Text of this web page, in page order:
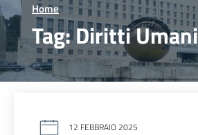
Home >
Tag:Diritti Umani
12 FEBBRAIO 2025